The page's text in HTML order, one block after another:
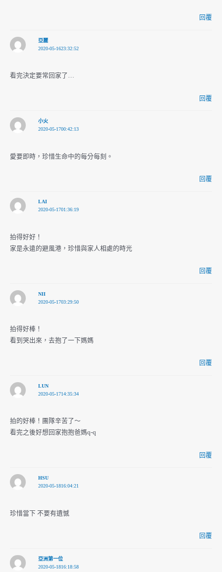
回覆
亞麗
2020-05-1623:32:52
看完決定要常回家了…
回覆
小火
2020-05-1700:42:13
愛要即時，珍惜生命中的每分每刻。
回覆
LAI
2020-05-1701:36:19
拍得好好！
家是永遠的避風港，珍惜與家人相處的時光
回覆
NII
2020-05-1703:29:50
拍得好棒！
看到哭出來，去抱了一下媽媽
回覆
LUN
2020-05-1714:35:34
拍的好棒！團隊辛苦了～
看完之後好想回家抱抱爸媽q-q
回覆
HSU
2020-05-1816:04:21
珍惜當下 不要有遺憾
回覆
亞洲第一位
2020-05-1816:18:58